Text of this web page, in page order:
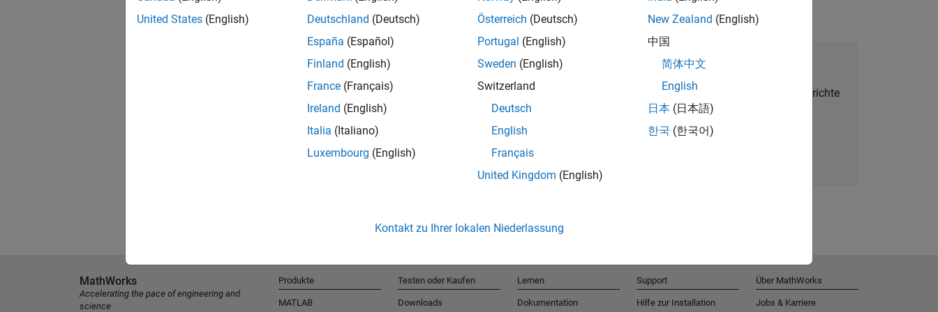
Talent Network beitreten
Erhalten Sie personalisierte Stellenangebote, Berichte
und Unternehmensneuigkeiten.
United States (English)
Deutschland (Deutsch)
España (Español)
Finland (English)
France (Français)
Ireland (English)
Italia (Italiano)
Luxembourg (English)
Österreich (Deutsch)
Portugal (English)
Sweden (English)
Switzerland
Deutsch
English
Français
United Kingdom (English)
New Zealand (English)
中国
简体中文
English
日本 (日本語)
한국 (한국어)
Kontakt zu Ihrer lokalen Niederlassung
MathWorks
Accelerating the pace of engineering and
science
Produkte
MATLAB
Testen oder Kaufen
Downloads
Lernen
Dokumentation
Support
Hilfe zur Installation
Über MathWorks
Jobs & Karriere